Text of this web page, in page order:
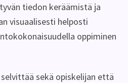
tiedon keräämistä ja
visuaalisesti helposti
oppiminen
sekä opiskelijan että